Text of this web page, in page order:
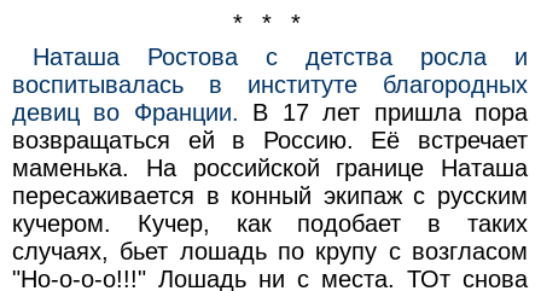
* * *
Наташа Ростова с детства росла и
воспитывалась в институте благородных
девиц во Франции. В 17 лет пришла пора
возвращаться ей в Россию. Её встречает
маменька. На российской границе Наташа
пересаживается в конный экипаж с русским
кучером. Кучер, как подобает в таких
случаях, бьет лошадь по крупу с возгласом
"Но-о-о-о!!!" Лошадь ни с места. ТОт снова